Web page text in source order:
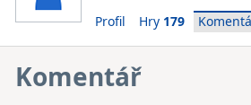
Profil Hry 179
Komentář